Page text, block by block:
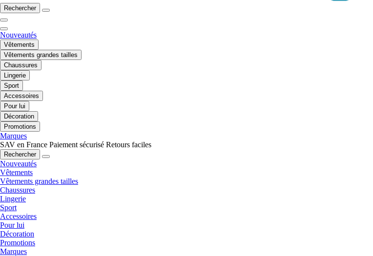
Rechercher
Nouveautés
Vêtements
Vêtements grandes tailles
Chaussures
Lingerie
Sport
Accessoires
Pour lui
Décoration
Promotions
Marques
SAV en France Paiement sécurisé Retours faciles
Rechercher
Nouveautés
Vêtements
Vêtements grandes tailles
Chaussures
Lingerie
Sport
Accessoires
Pour lui
Décoration
Promotions
Marques